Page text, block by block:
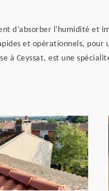
d’absorber l'humidité et
et opérationnels, pour
Ceyssat, est une